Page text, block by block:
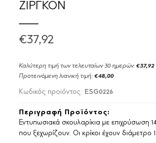
ΖΙΡΓΚΟΝ
€37,92
Καλύτερη τιμή των τελευταίων 30 ημερών: €37,92
Προτεινόμενη λιανική τιμή: €48,00
Κωδικός προϊόντος: ESG0226
Περιγραφή Προϊόντος:
Εντυπωσιακά σκουλαρίκια με επιχρύσωση
που ξεχωρίζουν. Οι κρίκοι έχουν διάμετρο